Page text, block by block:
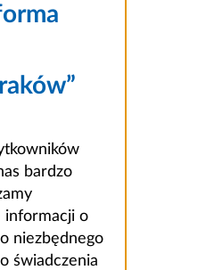
bardzo
informacji o
niezbędnego
świadczenia